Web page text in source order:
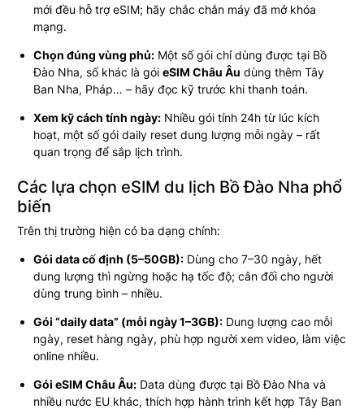
mới đều hỗ trợ eSIM; hãy chắc chắn máy đã mở khóa
mạng.
Chọn đúng vùng phủ: Một số gói chỉ dùng được tại Bồ
Đào Nha, số khác là gói eSIM Châu Âu dùng thêm Tây
Ban Nha, Pháp… – hãy đọc kỹ trước khi thanh toán.
Xem kỹ cách tính ngày: Nhiều gói tính 24h từ lúc kích
hoạt, một số gói daily reset dung lượng mỗi ngày – rất
quan trọng để sắp lịch trình.
Các lựa chọn eSIM du lịch Bồ Đào Nha phổ
biến
Trên thị trường hiện có ba dạng chính:
Gói data cố định (5–50GB): Dùng cho 7–30 ngày, hết
dung lượng thì ngừng hoặc hạ tốc độ; cân đối cho người
dùng trung bình – nhiều.
Gói “daily data” (mỗi ngày 1–3GB): Dung lượng cao mỗi
ngày, reset hàng ngày, phù hợp người xem video, làm việc
online nhiều.
Gói eSIM Châu Âu: Data dùng được tại Bồ Đào Nha và
nhiều nước EU khác, thích hợp hành trình kết hợp Tây Ban